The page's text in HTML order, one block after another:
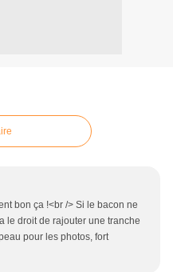
bon ça !<br /> Si le bacon ne
le droit de rajouter une tranche
pour les photos, fort